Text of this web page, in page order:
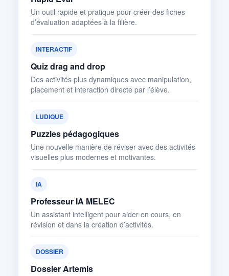
Un outil rapide et pratique pour créer des fiches
d’évaluation adaptées à la filière.
INTERACTIF
Quiz drag and drop
Des activités plus dynamiques avec manipulation,
placement et interaction directe par l’élève.
LUDIQUE
Puzzles pédagogiques
Une nouvelle manière de réviser avec des activités
visuelles plus modernes et motivantes.
IA
Professeur IA MELEC
Un assistant intelligent pour aider en cours, en
révision et dans la création d’activités.
DOSSIER
Dossier Artemis